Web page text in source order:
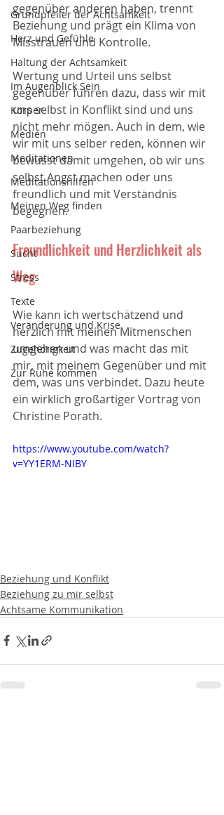
Grundpfeiler der Achtsamkeit
Herz und Gefühle
Haltung der Achtsamkeit
Im Augenblick Sein
Körper
Medien
Meditationen
Meditationshilfen
Meinen Weg finden
Paarbeziehung
Sucht
Stress
Texte
Veränderung und Krise
Zugehörigkeit
Zur Ruhe kommen
gegenüber anderen haben, trennt
Beziehung und prägt ein Klima von
Misstrauen und Kontrolle.
Wertung und Urteil uns selbst
gegenüber führen dazu, dass wir mit
uns selbst in Konflikt sind und uns
nicht mehr mögen. Auch in dem, wie
wir mit uns selber reden, können wir
bewusst damit umgehen, ob wir uns
selbst Angst machen oder uns
freundlich und mit Verständnis
begegnen.
Freundlichkeit und Herzlichkeit als
Weg
Wie kann ich wertschätzend und
herzlich mit meinen Mitmenschen
umgehen und was macht das mit
mir, mit meinem Gegenüber und mit
dem, was uns verbindet. Dazu heute
ein wirklich großartiger Vortrag von
Christine Porath.
https://www.youtube.com/watch?
v=YY1ERM-NIBY
Beziehung und Konflikt
Beziehung zu mir selbst
Achtsame Kommunikation